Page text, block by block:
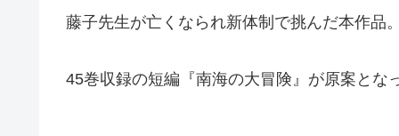
藤子先生が亡くなられ新体制で挑んだ本作品
45巻収録の短編『南海の大冒険』が原案とな